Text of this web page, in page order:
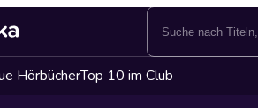
HörbücherTop 10 im Club